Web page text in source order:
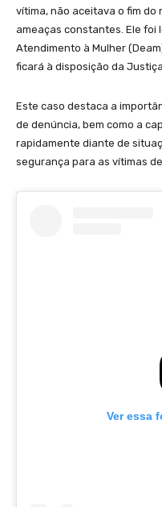
vítima, não aceitava o fim
ameaças constantes. Ele foi
Atendimento à Mulher
ficará à disposição da
Este caso destaca a
de denúncia, bem como a
rapidamente diante de
segurança para as vítimas
Ver essa